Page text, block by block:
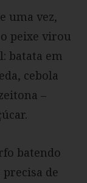
uma vez,
peixe virou
batata em
cebola
–
batendo
de